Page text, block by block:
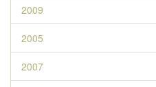
2009
2005
2007